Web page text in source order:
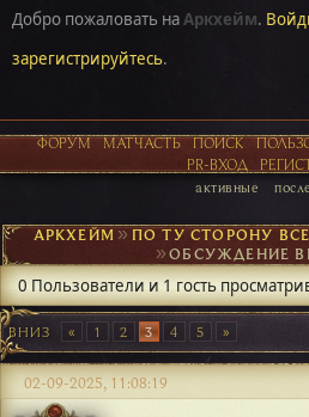
Добро пожаловать наАркхейм.
зарегистрируйтесь.
ФОРУМ МАТЧАСТЬ ПОИСК
PR-ВХОД
активные
АРКХЕЙМ►
►
0 Пользователи и 1 гость
ВНИЗ 1 2 3 4 5
02-09-2025, 11:08:19